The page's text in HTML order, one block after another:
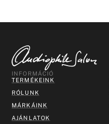
INFORMÁCIÓ
TERMÉKEINK
RÓLUNK
MÁRKÁINK
AJÁNLATOK